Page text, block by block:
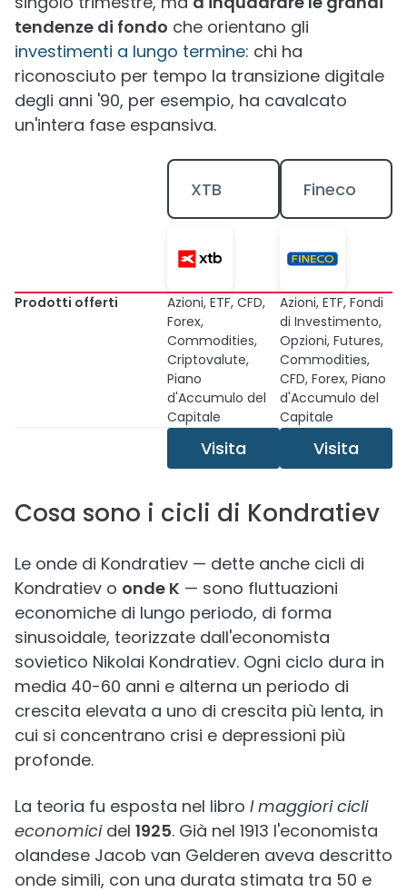
tendenze di fondo che orientano gli
investimenti a lungo termine: chi ha
riconosciuto per tempo la transizione digitale
degli anni '90, per esempio, ha cavalcato
un'intera fase espansiva.
XTB Fineco
Prodotti offerti
Azioni, ETF, CFD,
Forex,
Commodities,
Criptovalute,
Piano
d'Accumulo del
Capitale
Azioni, ETF, Fondi
di Investimento,
Opzioni, Futures,
Commodities,
CFD, Forex, Piano
d'Accumulo del
Capitale
Visita Visita
Cosa sono i cicli di Kondratiev
Le onde di Kondratiev — dette anche cicli di
Kondratiev o onde K — sono fluttuazioni
economiche di lungo periodo, di forma
sinusoidale, teorizzate dall'economista
sovietico Nikolai Kondratiev. Ogni ciclo dura in
media 40-60 anni e alterna un periodo di
crescita elevata a uno di crescita più lenta, in
cui si concentrano crisi e depressioni più
profonde.
La teoria fu esposta nel libro I maggiori cicli
economicidel 1925. Già nel 1913 l'economista
olandese Jacob van Gelderen aveva descritto
onde simili, con una durata stimata tra 50 e